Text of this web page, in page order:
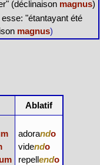
(déclinaison magnus)
"étantayant été
magnus)
Ablatif
adorando
videndo
repellendo